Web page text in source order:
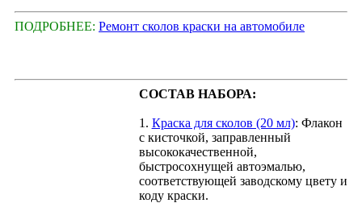
ПОДРОБНЕЕ: Ремонт сколов краски на автомобиле
СОСТАВ НАБОРА:
1. Краска для сколов (20 мл): Флакон
с кисточкой, заправленный
высококачественной,
быстросохнущей автоэмалью,
соответствующей заводскому цвету и
коду краски.